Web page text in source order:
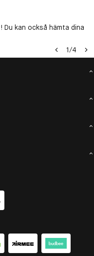
kan också hämta dina
1/4